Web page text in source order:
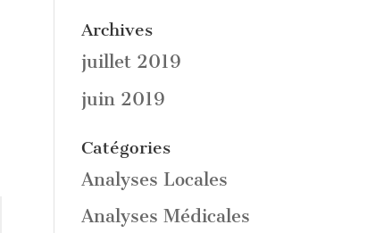
Archives
juillet 2019
juin 2019
Catégories
Analyses Locales
Analyses Médicales